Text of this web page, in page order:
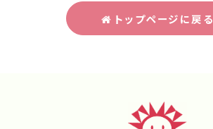
トップページに戻る